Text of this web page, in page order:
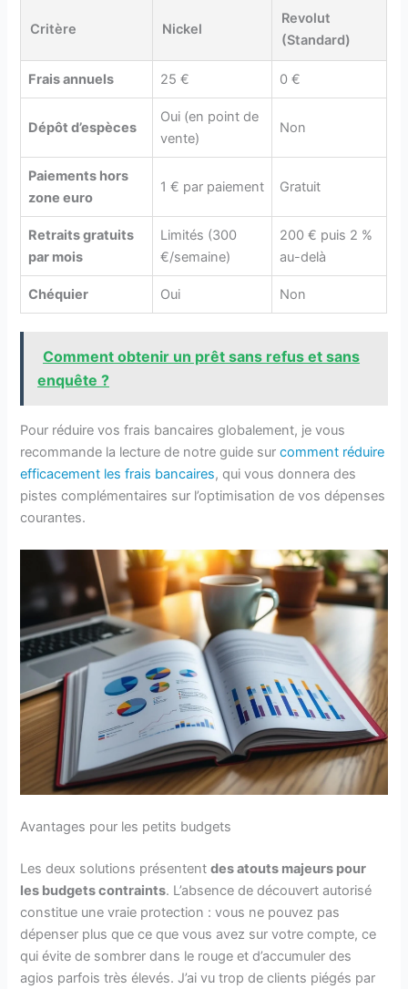
Critère Nickel
Revolut
(Standard)
Frais annuels 25 € 0 €
Dépôt d’espèces
Oui (en point de
vente)
Non
Paiements hors
zone euro
1 € par paiement Gratuit
Retraits gratuits
par mois
Limités (300
€/semaine)
200 € puis 2 %
au-delà
Chéquier Oui Non
Comment obtenir un prêt sans refus et sans
enquête ?
Pour réduire vos frais bancaires globalement, je vous
recommande la lecture de notre guide surcomment réduire
efficacement les frais bancaires, qui vous donnera des
pistes complémentaires sur l’optimisation de vos dépenses
courantes.
Avantages pour les petits budgets
Les deux solutions présententdes atouts majeurs pour
les budgets contraints. L’absence de découvert autorisé
constitue une vraie protection : vous ne pouvez pas
dépenser plus que ce que vous avez sur votre compte, ce
qui évite de sombrer dans le rouge et d’accumuler des
agios parfois très élevés. J’ai vu trop de clients piégés par